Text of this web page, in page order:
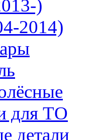
)
2014)
для ТО
детали